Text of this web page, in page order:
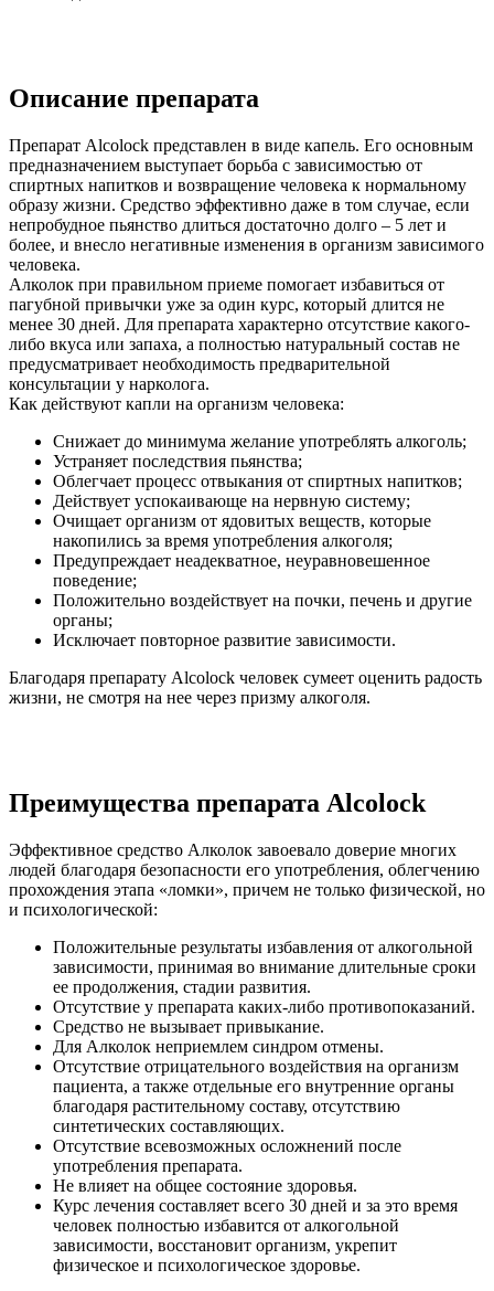
Описание препарата
Препарат Alcolock представлен в виде капель. Его основным
предназначением выступает борьба с зависимостью от
спиртных напитков и возвращение человека к нормальному
образу жизни. Средство эффективно даже в том случае, если
непробудное пьянство длиться достаточно долго – 5 лет и
более, и внесло негативные изменения в организм зависимого
человека.
Алколок при правильном приеме помогает избавиться от
пагубной привычки уже за один курс, который длится не
менее 30 дней. Для препарата характерно отсутствие какого-
либо вкуса или запаха, а полностью натуральный состав не
предусматривает необходимость предварительной
консультации у нарколога.
Как действуют капли на организм человека:
Снижает до минимума желание употреблять алкоголь;
Устраняет последствия пьянства;
Облегчает процесс отвыкания от спиртных напитков;
Действует успокаивающе на нервную систему;
Очищает организм от ядовитых веществ, которые
накопились за время употребления алкоголя;
Предупреждает неадекватное, неуравновешенное
поведение;
Положительно воздействует на почки, печень и другие
органы;
Исключает повторное развитие зависимости.
Благодаря препарату Alcolock человек сумеет оценить радость
жизни, не смотря на нее через призму алкоголя.
Преимущества препарата Alcolock
Эффективное средство Алколок завоевало доверие многих
людей благодаря безопасности его употребления, облегчению
прохождения этапа «ломки», причем не только физической, но
и психологической:
Положительные результаты избавления от алкогольной
зависимости, принимая во внимание длительные сроки
ее продолжения, стадии развития.
Отсутствие у препарата каких-либо противопоказаний.
Средство не вызывает привыкание.
Для Алколок неприемлем синдром отмены.
Отсутствие отрицательного воздействия на организм
пациента, а также отдельные его внутренние органы
благодаря растительному составу, отсутствию
синтетических составляющих.
Отсутствие всевозможных осложнений после
употребления препарата.
Не влияет на общее состояние здоровья.
Курс лечения составляет всего 30 дней и за это время
человек полностью избавится от алкогольной
зависимости, восстановит организм, укрепит
физическое и психологическое здоровье.